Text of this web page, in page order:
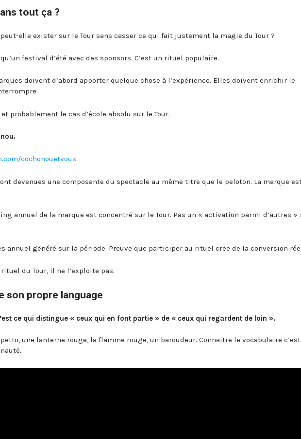
tout ça ?
elle exister sur le Tour sans casser ce qui fait justement la magie du Tour ?
festival d’été avec des sponsors. C’est un rituel populaire.
doivent d’abord apporter quelque chose à l’expérience. Elles doivent enrichir le
probablement le cas d’école absolu sur le Tour.
cochonouetvous
devenues une composante du spectacle au même titre que le peloton. La marque
annuel de la marque est concentré sur le Tour. Pas un « activation parmi d’autres »
annuel généré sur la période. Preuve que participer au rituel crée de la conversion
du Tour, il ne l’exploite pas.
son propre language
ce qui distingue « ceux qui en font partie » de « ceux qui regardent de loin ».
une lanterne rouge, la flamme rouge, un baroudeur. Connaitre le vocabulaire c’est